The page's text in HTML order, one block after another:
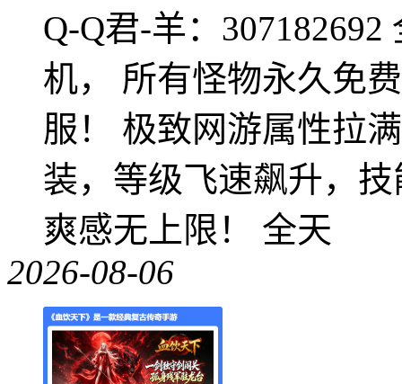
Q-Q君-羊：
机， 所有怪物永久免
服！ 极致网游属性拉
装，等级飞速飙升，
爽感无上限！ 全天
2026-08-06